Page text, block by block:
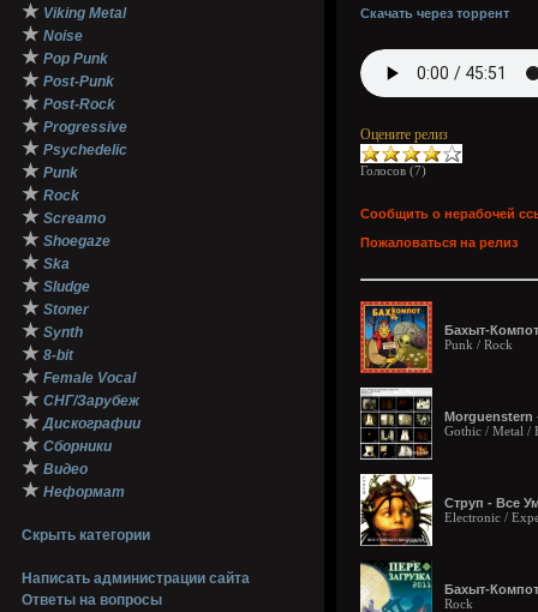
★ Viking Metal
★ Noise
★ Pop Punk
★ Post-Punk
★ Post-Rock
★ Progressive
★ Psychedelic
★ Punk
★ Rock
★ Screamo
★ Shoegaze
★ Ska
★ Sludge
★ Stoner
★ Synth
★ 8-bit
★ Female Vocal
★ СНГ/Зарубеж
★ Дискографии
★ Сборники
★ Видео
★ Неформат
Скрыть категории
Написать администрации сайта
Ответы на вопросы
Скачать через торрент
Оцените релиз
Голосов (7)
Сообщить о нерабочей
Пожаловаться на релиз
Бахыт-
Punk / Rock
Morguenstern
Gothic / Metal /
Струп - Все
Electronic /
Бахыт-Компот
Rock